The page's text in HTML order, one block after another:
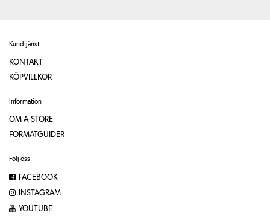
Kundtjänst
KONTAKT
KÖPVILLKOR
Information
OM A-STORE
FORMATGUIDER
Följ oss
FACEBOOK
INSTAGRAM
YOUTUBE